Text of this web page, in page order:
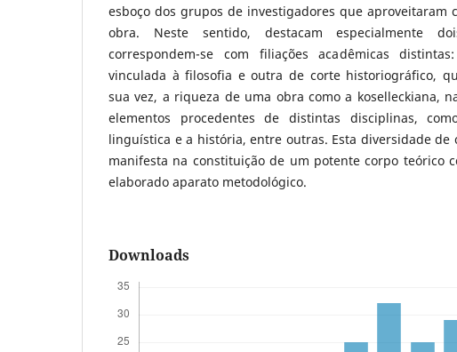
esboço dos grupos de investigadores que aproveitaram
obra. Neste sentido, destacam especialmente
correspondem-se com filiações acadêmicas
vinculada à filosofia e outra de corte historiográfico,
sua vez, a riqueza de uma obra como a koselleckiana,
elementos procedentes de distintas disciplinas,
linguística e a história, entre outras. Esta diversidade de
manifesta na constituição de um potente corpo teórico
elaborado aparato metodológico.
Downloads